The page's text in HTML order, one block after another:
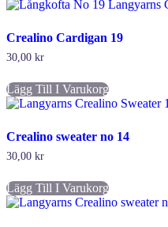
Crealino Cardigan 19
30,00 kr
Lägg Till I Varukorg
Crealino sweater no 14
30,00 kr
Lägg Till I Varukorg